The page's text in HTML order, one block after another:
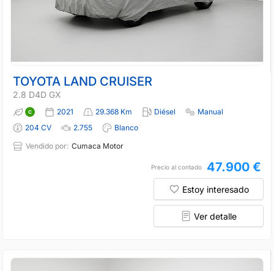
TOYOTA LAND CRUISER
2.8 D4D GX
2021 29.368 Km Diésel
Manual
204 CV
2.755
Blanco
Vendido por: Cumaca Motor
Precio al contado 47.900 €
Estoy interesado
Ver detalle